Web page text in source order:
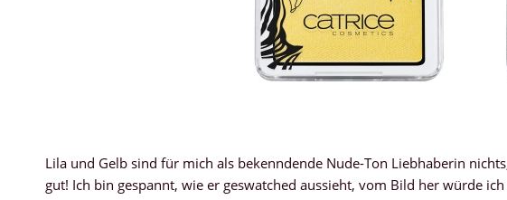
Lila und Gelb sind für mich als bekenndende Nude-Ton Liebhaberin
gut! Ich bin gespannt, wie er geswatched aussieht, vom Bild her würde ich